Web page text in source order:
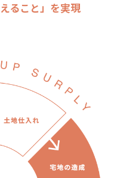
ること」を実現